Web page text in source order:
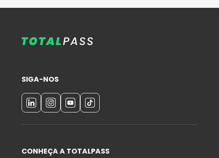
SIGA-NOS
CONHEÇA A TOTALPASS